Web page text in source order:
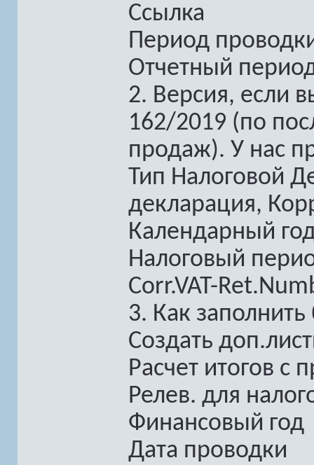
Ссылка
Период
Отчетный
2. Версия, если
162/2019 (по
продаж). У нас
Тип Налоговой
декларация,
Календарный
Налоговый
Corr.VAT-
3. Как
Создать
Расчет итогов с
Релев. для
Финансовый год
Дата проводки